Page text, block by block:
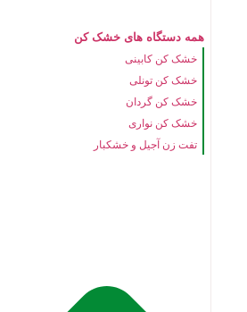
همه دستگاه های خشک کن
خشک کن کابینی
خشک کن تونلی
خشک کن گردان
خشک کن نواری
تفت زن آجیل و خشکبار